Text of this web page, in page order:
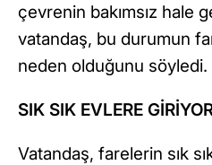
çevrenin bakımsız hale
vatandaş, bu durumun
neden olduğunu söyledi.
SIK SIK EVLERE
Vatandaş, farelerin sık